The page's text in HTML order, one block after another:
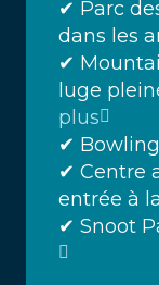
✔ Parc
dans les
✔
luge
plus
✔ Bowling
✔ Centre
entrée à
✔ Snoot